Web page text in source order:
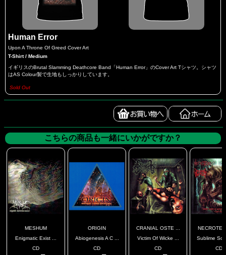
Human Error
Upon A Throne Of Greed Cover Art
T-Shirt / Medium
イギリスのBrutal Slamming Deathcore Band「Human Error」のCover Art Tシャツ。シャツ
はAS Colour製で生地もしっかりしています。
Sold Out
こちらの商品も一緒にいかがですか？
MESHUM
Enigmatic Exist ...
CD
ORIGIN
Abiogenesis A C ...
CD
CRANIAL OSTE ...
Victim Of Wicke ...
CD
Sublime
CD